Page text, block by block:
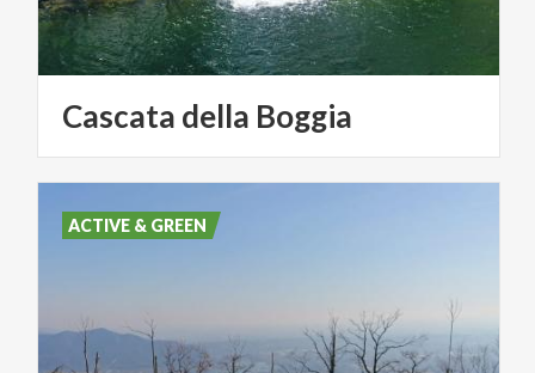
Cascata della Boggia
ACTIVE & GREEN